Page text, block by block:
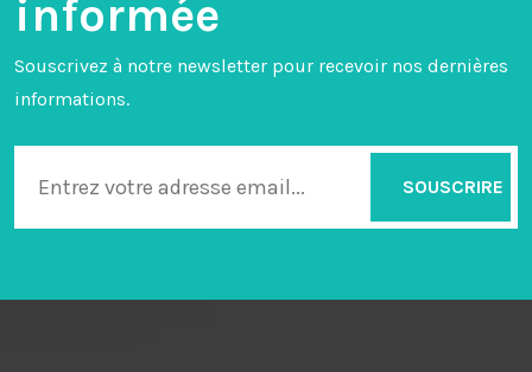
informée
Souscrivez à notre newsletter pour recevoir nos dernières
informations.
SOUSCRIRE